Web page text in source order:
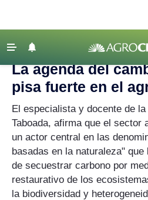
Agricultura
Lechería
Tecnología
Maquinaria agrícola
Agenda
‹ VOLVER
Agroclave cambio climático
La agenda del
pisa fuerte en el
El especialista y docente de la
Taboada, afirma que el sector
un actor central en las
basadas en la naturaleza"
de secuestrar carbono por
restaurativo de los
la biodiversidad y